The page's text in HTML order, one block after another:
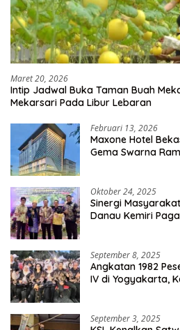
Maret 20, 2026
Intip Jadwal Buka Taman Buah
Mekarsari Pada Libur Lebaran
Februari 13, 2026
Maxone Hotel
Gema Swarna
Oktober 24, 2025
Sinergi
Danau Kemiri
September 8, 2025
Angkatan 1982
IV di Yogyakarta,
September 3, 2025